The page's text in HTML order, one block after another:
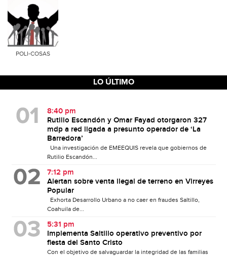
POLI-COSAS
LO ÚLTIMO
8:40 pm
Rutilio Escandón y Omar Fayad otorgaron 327
mdp a red ligada a presunto operador de ‘La
Barredora’
Una investigación de EMEEQUIS revela que gobiernos de
Rutilio Escandón...
7:12 pm
Alertan sobre venta ilegal de terreno en Virreyes
Popular
Exhorta Desarrollo Urbano a no caer en fraudes Saltillo,
Coahuila de...
5:31 pm
Implementa Saltillo operativo preventivo por
fiesta del Santo Cristo
Con el objetivo de salvaguardar la integridad de las familias